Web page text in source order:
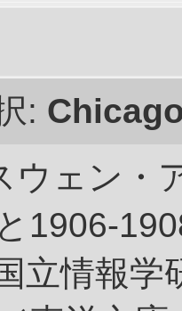
:
ウェン・
1906-
立情報